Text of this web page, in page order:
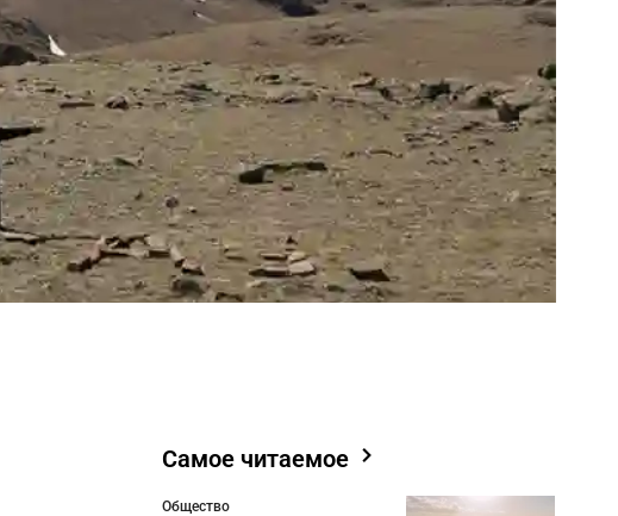
Самое читаемое
Общество